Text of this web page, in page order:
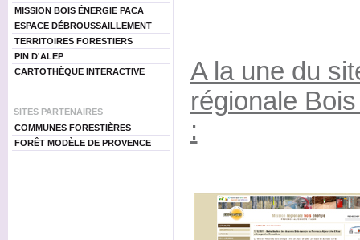
MISSION BOIS ÉNERGIE PACA
ESPACE DÉBROUSSAILLEMENT
TERRITOIRES FORESTIERS
PIN D'ALEP
CARTOTHÈQUE INTERACTIVE
SITES PARTENAIRES
COMMUNES FORESTIÈRES
FORÊT MODÈLE DE PROVENCE
A la une du
régionale
: